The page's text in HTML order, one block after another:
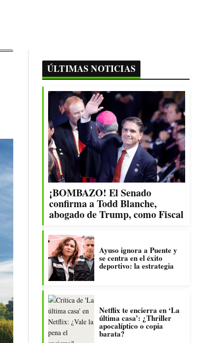
ÚLTIMAS NOTICIAS
¡BOMBAZO! El Senado
confirma a Todd Blanche,
abogado de Trump, como Fiscal
Ayuso ignora a Puente y
se centra en el éxito
deportivo: la estrategia
Netflix te encierra en ‘La
última casa’: ¿Thriller
apocalíptico o copia
barata?